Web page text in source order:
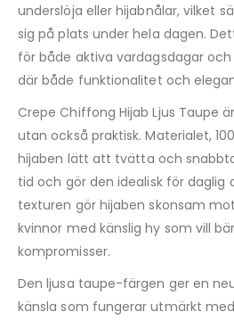
underslöja eller hijabnålar, vilket
sig på plats under hela dagen.
för både aktiva vardagsdagar
där både funktionalitet och
Crepe Chiffong Hijab Ljus Taupe
utan också praktisk. Materialet,
hijaben lätt att tvätta och
tid och gör den idealisk för daglig
texturen gör hijaben skonsam
kvinnor med känslig hy som vill
kompromisser.
Den ljusa taupe-färgen ger en
känsla som fungerar utmärkt